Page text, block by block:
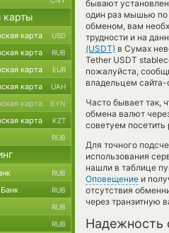
бывают
один раз мышью по
обменом, вам
трудности и на
(USDT) в Сумах
Tether USDT
пожалуйста,
владельцем
Часто бывает так,
обмена валют
советуем посетить
Для точного
использования
нашли в таблице
Оповещение и
отсутствия
через транзитную
Надежность
карты
карта USD
карта RUB
карта EUR
карта UAH
карта BYN
карта KZT
RUB
RUB
RUB
RUB
RUB